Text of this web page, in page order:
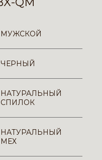
МУЖСКОЙ
ЧЕРНЫЙ
НАТУРАЛЬНЫЙ
СПИЛОК
НАТУРАЛЬНЫЙ
МЕХ